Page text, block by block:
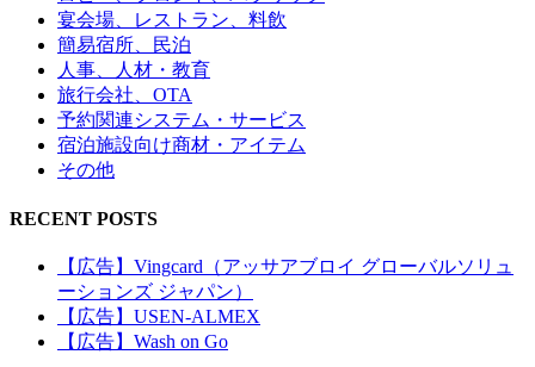
宴会場、レストラン、料飲
簡易宿所、民泊
人事、人材・教育
旅行会社、OTA
予約関連システム・サービス
宿泊施設向け商材・アイテム
その他
RECENT POSTS
【広告】Vingcard（アッサアブロイ グローバルソリュ
ーションズ ジャパン）
【広告】USEN-ALMEX
【広告】Wash on Go